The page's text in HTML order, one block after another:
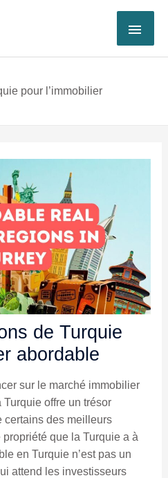
pour l’immobilier
de Turquie
abordable
sur le marché immobilier
offre un trésor
certains des meilleurs
que la Turquie a à
en Turquie n’est pas un
attend les investisseurs